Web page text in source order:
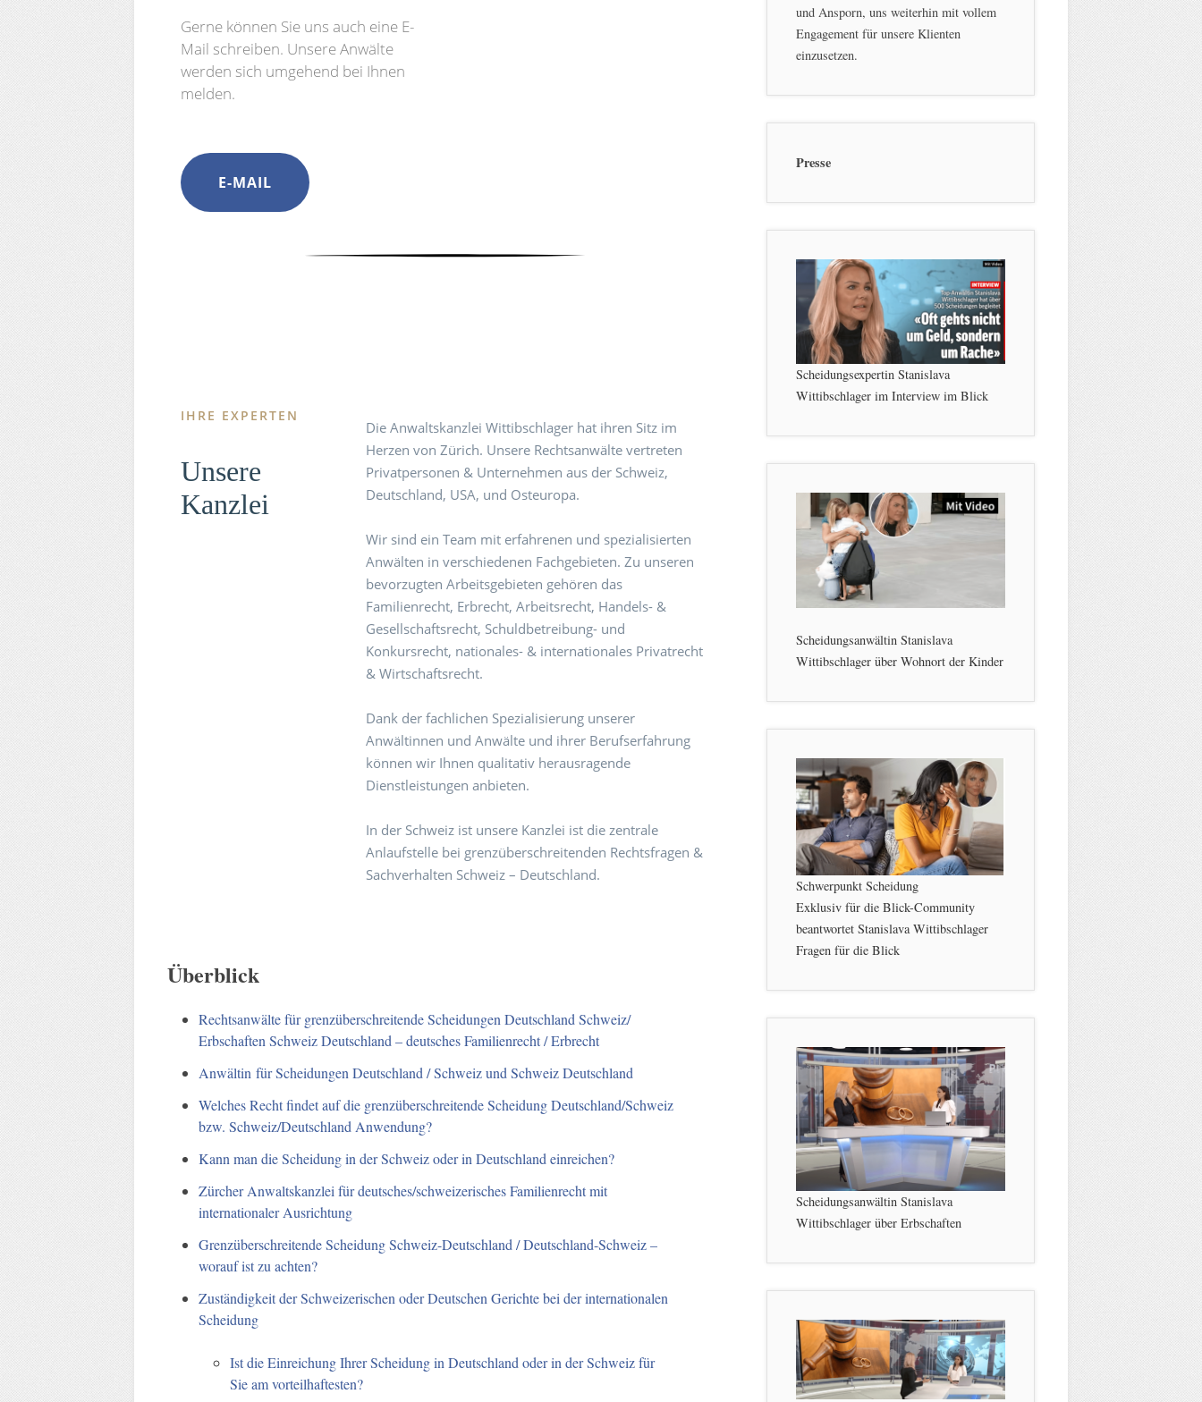
Gerne können Sie uns auch eine E-
Mail schreiben. Unsere Anwälte
werden sich umgehend bei Ihnen
melden.
E-MAIL
IHRE EXPERTEN
Unsere
Kanzlei
Die Anwaltskanzlei Wittibschlager hat ihren Sitz im
Herzen von Zürich. Unsere Rechtsanwälte vertreten
Privatpersonen & Unternehmen aus der Schweiz,
Deutschland, USA, und Osteuropa.
Wir sind ein Team mit erfahrenen und spezialisierten
Anwälten in verschiedenen Fachgebieten. Zu unseren
bevorzugten Arbeitsgebieten gehören das
Familienrecht, Erbrecht, Arbeitsrecht, Handels- &
Gesellschaftsrecht, Schuldbetreibung- und
Konkursrecht, nationales- & internationales Privatrecht
& Wirtschaftsrecht.
Dank der fachlichen Spezialisierung unserer
Anwältinnen und Anwälte und ihrer Berufserfahrung
können wir Ihnen qualitativ herausragende
Dienstleistungen anbieten.
In der Schweiz ist unsere Kanzlei ist die zentrale
Anlaufstelle bei grenzüberschreitenden Rechtsfragen &
Sachverhalten Schweiz – Deutschland.
Überblick
Rechtsanwälte für grenzüberschreitende Scheidungen Deutschland Schweiz/
Erbschaften Schweiz Deutschland – deutsches Familienrecht / Erbrecht
Anwältin für Scheidungen Deutschland / Schweiz und Schweiz Deutschland
Welches Recht findet auf die grenzüberschreitende Scheidung Deutschland/Schweiz
bzw. Schweiz/Deutschland Anwendung?
Kann man die Scheidung in der Schweiz oder in Deutschland einreichen?
Zürcher Anwaltskanzlei für deutsches/schweizerisches Familienrecht mit
internationaler Ausrichtung
Grenzüberschreitende Scheidung Schweiz-Deutschland / Deutschland-Schweiz –
worauf ist zu achten?
Zuständigkeit der Schweizerischen oder Deutschen Gerichte bei der internationalen
Scheidung
Ist die Einreichung Ihrer Scheidung in Deutschland oder in der Schweiz für
Sie am vorteilhaftesten?
und Ansporn, uns weiterhin mit vollem
Engagement für unsere Klienten
einzusetzen.
Presse
Scheidungsexpertin Stanislava
Wittibschlager im Interview im Blick
Scheidungsanwältin Stanislava
Wittibschlager über Wohnort der Kinder
Schwerpunkt Scheidung
Exklusiv für die Blick-Community
beantwortet Stanislava Wittibschlager
Fragen für die Blick
Scheidungsanwältin Stanislava
Wittibschlager über Erbschaften